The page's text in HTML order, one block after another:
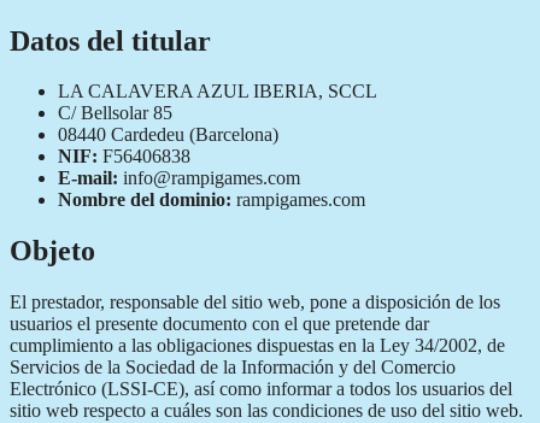
Datos del titular
LA CALAVERA AZUL IBERIA, SCCL
C/ Bellsolar 85
08440 Cardedeu (Barcelona)
NIF: F56406838
E-mail: info@rampigames.com
Nombre del dominio: rampigames.com
Objeto
El prestador, responsable del sitio web, pone a disposición de los
usuarios el presente documento con el que pretende dar
cumplimiento a las obligaciones dispuestas en la Ley 34/2002, de
Servicios de la Sociedad de la Información y del Comercio
Electrónico (LSSI-CE), así como informar a todos los usuarios del
sitio web respecto a cuáles son las condiciones de uso del sitio web.